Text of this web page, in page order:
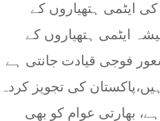
ایٹمی ہتھیاروں کے
ایٹمی ہتھیاروں کے
فوجی قیادت جانتی ہے
کی تجویز کردہ
بھارتی عوام کو بھی